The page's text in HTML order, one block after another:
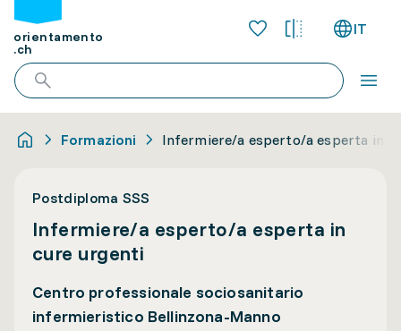
orientamento
.ch
IT
Formazioni Infermiere/a esperto/a esperta in
Postdiploma SSS
Infermiere/a esperto/a esperta in
cure urgenti
Centro professionale sociosanitario
infermieristico Bellinzona-Manno